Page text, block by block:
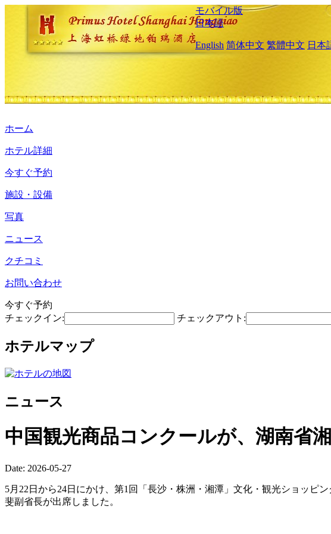
モバイル版
日本語
English 简体中文 繁體中文 日本
ホーム
ホテル詳細
今すぐ予約
施設・設備
写真
ニュース
クチコミ
お問い合わせ
今すぐ予約
チェックイン:
チェックアウト:
ホテルマップ
ニュース
中国観光商品コンクールが、湖南省
Date: 2026-05-27
5月22日から24日にかけ、第1回「長沙・株洲・湘潭」文化・観光ショッピ
斐副省長が出席しました。